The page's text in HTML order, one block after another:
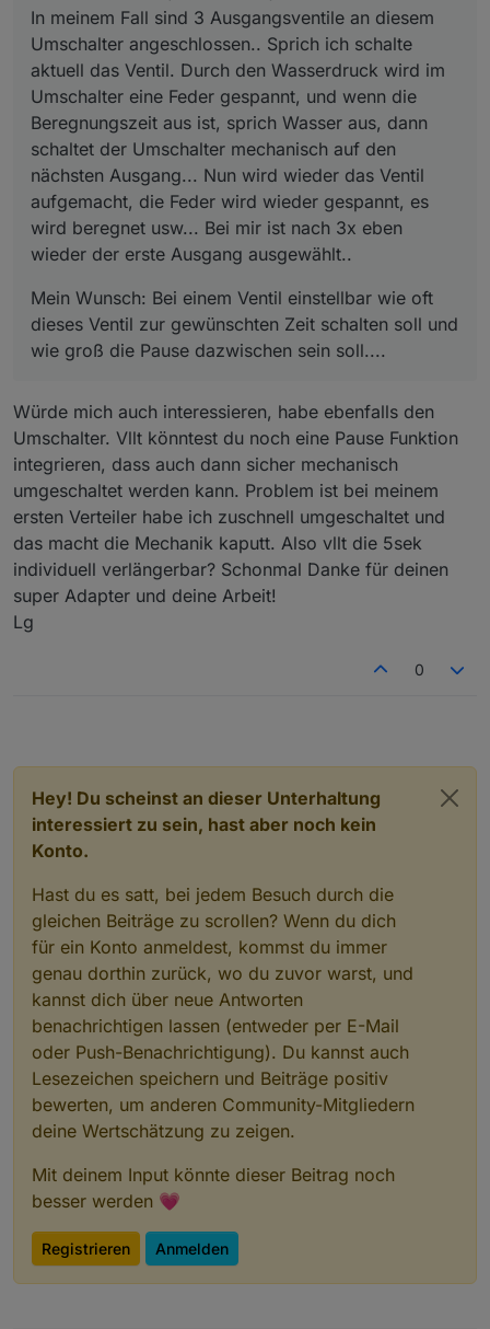
wird wieder gespannt, es wird beregnet usw...
Bei mir ist nach 3x eben wieder der erste
Ausgang ausgewählt..
In meinem Fall sind 3 Ausgangsventile an diesem
Umschalter angeschlossen.. Sprich ich schalte
aktuell das Ventil. Durch den Wasserdruck wird im
Umschalter eine Feder gespannt, und wenn die
Beregnungszeit aus ist, sprich Wasser aus, dann
schaltet der Umschalter mechanisch auf den
nächsten Ausgang... Nun wird wieder das Ventil
aufgemacht, die Feder wird wieder gespannt, es
wird beregnet usw... Bei mir ist nach 3x eben
wieder der erste Ausgang ausgewählt..
Mein Wunsch: Bei einem Ventil einstellbar wie oft
dieses Ventil zur gewünschten Zeit schalten soll und
wie groß die Pause dazwischen sein soll....
Würde mich auch interessieren, habe ebenfalls den
Umschalter. Vllt könntest du noch eine Pause Funktion
integrieren, dass auch dann sicher mechanisch
umgeschaltet werden kann. Problem ist bei meinem
ersten Verteiler habe ich zuschnell umgeschaltet und
das macht die Mechanik kaputt. Also vllt die 5sek
individuell verlängerbar? Schonmal Danke für deinen
super Adapter und deine Arbeit!
Lg
0
Hey! Du scheinst an dieser Unterhaltung
interessiert zu sein, hast aber noch kein
Konto.
Hast du es satt, bei jedem Besuch durch die
gleichen Beiträge zu scrollen? Wenn du dich
für ein Konto anmeldest, kommst du immer
genau dorthin zurück, wo du zuvor warst, und
kannst dich über neue Antworten
benachrichtigen lassen (entweder per E-Mail
oder Push-Benachrichtigung). Du kannst auch
Lesezeichen speichern und Beiträge positiv
bewerten, um anderen Community-Mitgliedern
deine Wertschätzung zu zeigen.
Mit deinem Input könnte dieser Beitrag noch
besser werden 💗
Registrieren Anmelden